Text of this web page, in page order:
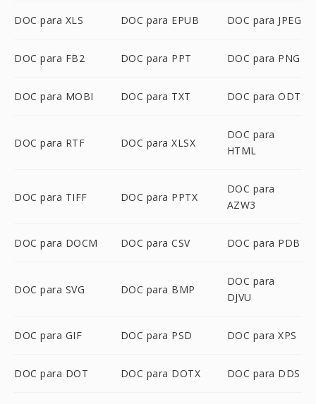
DOC para XLS DOC para EPUB DOC para JPEG
DOC para FB2 DOC para PPT DOC para PNG
DOC para MOBI DOC para TXT DOC para ODT
DOC para RTF DOC para XLSX
DOC para
HTML
DOC para TIFF DOC para PPTX
DOC para
AZW3
DOC para DOCM DOC para CSV DOC para PDB
DOC para SVG DOC para BMP
DOC para
DJVU
DOC para GIF DOC para PSD DOC para XPS
DOC para DOT DOC para DOTX DOC para DDS